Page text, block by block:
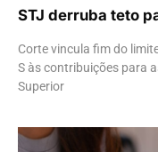
STJ derruba teto
Corte vincula fim do
S às contribuições para
Superior